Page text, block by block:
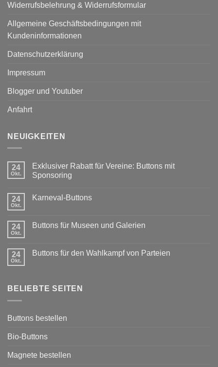
Widerrufsbelehrung & Widerrufsformular
Allgemeine Geschäftsbedingungen mit
Kundeninformationen
Datenschutzerklärung
Impressum
Blogger und Youtuber
Anfahrt
NEUIGKEITEN
24
Okt.
Exklusiver Rabatt für Vereine: Buttons mit
Sponsoring
zu
Vereine:
Buttons
24
Okt.
Karneval-Buttons
Karneval-
24
Okt.
Buttons für Museen und Galerien
Buttons
24
Okt.
Buttons für den Wahlkampf von Parteien
für
BELIEBTE SEITEN
Buttons bestellen
Bio-Buttons
Magnete bestellen